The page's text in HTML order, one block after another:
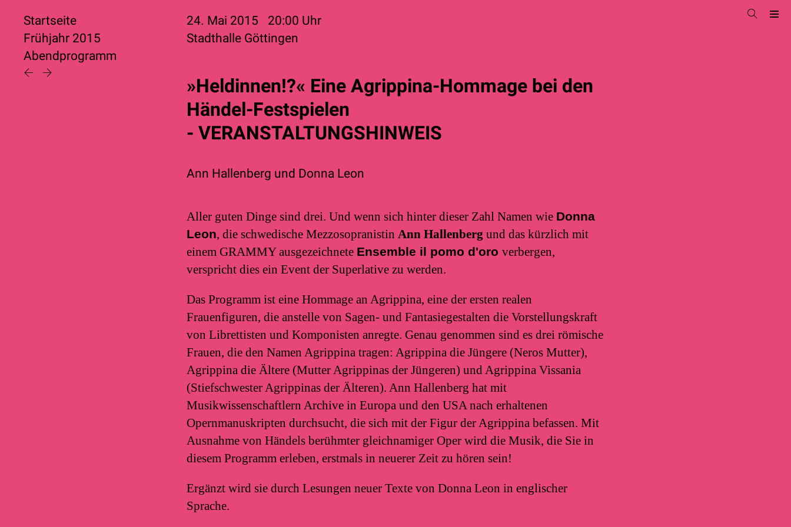
Startseite
Frühjahr 2015
Abendprogramm
24. Mai 2015 20:00 Uhr
Stadthalle Göttingen
»Heldinnen!?« Eine Agrippina-Hommage bei den
Händel-Festspielen
- VERANSTALTUNGSHINWEIS
Ann Hallenberg und Donna Leon
Aller guten Dinge sind drei. Und wenn sich hinter dieser Zahl Namen wie Donna
Leon, die schwedische Mezzosopranistin Ann Hallenberg und das kürzlich mit
einem GRAMMY ausgezeichnete Ensemble il pomo d'oro verbergen,
verspricht dies ein Event der Superlative zu werden.
Das Programm ist eine Hommage an Agrippina, eine der ersten realen
Frauenfiguren, die anstelle von Sagen- und Fantasiegestalten die Vorstellungskraft
von Librettisten und Komponisten anregte. Genau genommen sind es drei römische
Frauen, die den Namen Agrippina tragen: Agrippina die Jüngere (Neros Mutter),
Agrippina die Ältere (Mutter Agrippinas der Jüngeren) und Agrippina Vissania
(Stiefschwester Agrippinas der Älteren). Ann Hallenberg hat mit
Musikwissenschaftlern Archive in Europa und den USA nach erhaltenen
Opernmanuskripten durchsucht, die sich mit der Figur der Agrippina befassen. Mit
Ausnahme von Händels berühmter gleichnamiger Oper wird die Musik, die Sie in
diesem Programm erleben, erstmals in neuerer Zeit zu hören sein!
Ergänzt wird sie durch Lesungen neuer Texte von Donna Leon in englischer
Sprache.